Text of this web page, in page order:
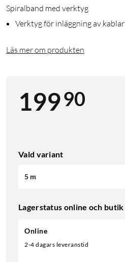
Spiralband med verktyg
Verktyg för inläggning av kablar
Läs mer om produkten
19990
Vald variant
5 m
Lagerstatus online och butik
Online
2-4 dagars leveranstid